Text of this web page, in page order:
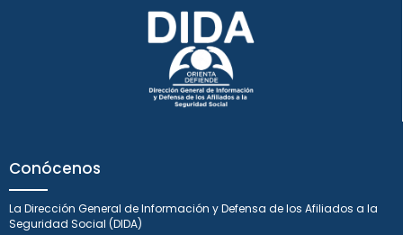
Conócenos
La Dirección General de Información y Defensa de los Afiliados a la
Seguridad Social (DIDA)